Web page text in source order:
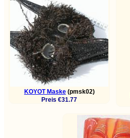
KOYOT Maske(pmsk02)
Preis €31.77